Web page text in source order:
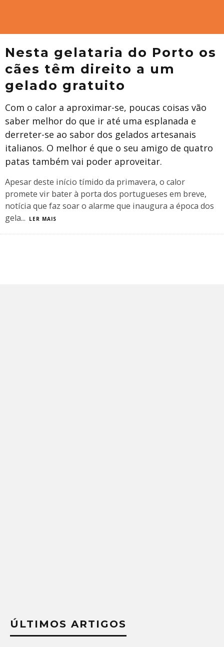
Nesta gelataria do Porto os
cães têm direito a um
gelado gratuito
Com o calor a aproximar-se, poucas coisas vão
saber melhor do que ir até uma esplanada e
derreter-se ao sabor dos gelados artesanais
italianos. O melhor é que o seu amigo de quatro
patas também vai poder aproveitar.
Apesar deste início tímido da primavera, o calor
promete vir bater à porta dos portugueses em breve,
notícia que faz soar o alarme que inaugura a época dos
gela... LER MAIS
ÚLTIMOS ARTIGOS